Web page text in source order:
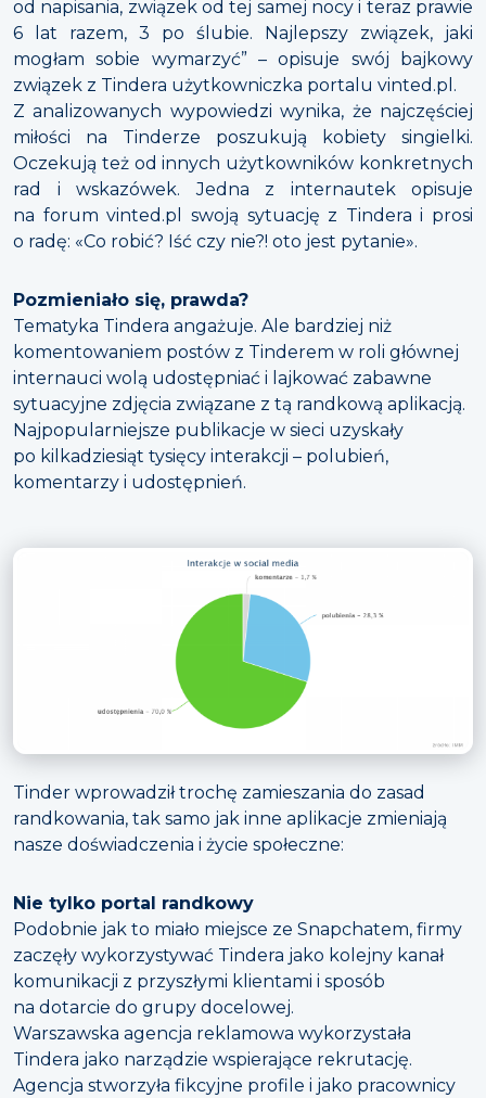
od napisania, związek od tej samej nocy i teraz prawie
6 lat razem, 3 po ślubie. Najlepszy związek, jaki
mogłam sobie wymarzyć” – opisuje swój bajkowy
związek z Tindera użytkowniczka portalu vinted.pl.
Z analizowanych wypowiedzi wynika, że najczęściej
miłości na Tinderze poszukują kobiety singielki.
Oczekują też od innych użytkowników konkretnych
rad i wskazówek. Jedna z internautek opisuje
na forum vinted.pl swoją sytuację z Tindera i prosi
o radę: «Co robić? Iść czy nie?! oto jest pytanie».
Pozmieniało się, prawda?
Tematyka Tindera angażuje. Ale bardziej niż
komentowaniem postów z Tinderem w roli głównej
internauci wolą udostępniać i lajkować zabawne
sytuacyjne zdjęcia związane z tą randkową aplikacją.
Najpopularniejsze publikacje w sieci uzyskały
po kilkadziesiąt tysięcy interakcji – polubień,
komentarzy i udostępnień.
Tinder wprowadził trochę zamieszania do zasad
randkowania, tak samo jak inne aplikacje zmieniają
nasze doświadczenia i życie społeczne:
Nie tylko portal randkowy
Podobnie jak to miało miejsce ze Snapchatem, firmy
zaczęły wykorzystywać Tindera jako kolejny kanał
komunikacji z przyszłymi klientami i sposób
na dotarcie do grupy docelowej.
Warszawska agencja reklamowa wykorzystała
Tindera jako narządzie wspierające rekrutację.
Agencja stworzyła fikcyjne profile i jako pracownicy